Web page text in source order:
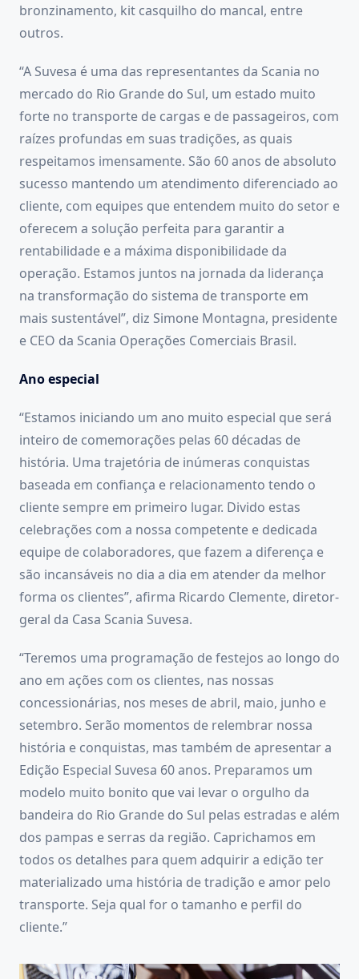
bronzinamento, kit casquilho do mancal, entre
outros.
“A Suvesa é uma das representantes da Scania no
mercado do Rio Grande do Sul, um estado muito
forte no transporte de cargas e de passageiros, com
raízes profundas em suas tradições, as quais
respeitamos imensamente. São 60 anos de absoluto
sucesso mantendo um atendimento diferenciado ao
cliente, com equipes que entendem muito do setor e
oferecem a solução perfeita para garantir a
rentabilidade e a máxima disponibilidade da
operação. Estamos juntos na jornada da liderança
na transformação do sistema de transporte em
mais sustentável”, diz Simone Montagna, presidente
e CEO da Scania Operações Comerciais Brasil.
Ano especial
“Estamos iniciando um ano muito especial que será
inteiro de comemorações pelas 60 décadas de
história. Uma trajetória de inúmeras conquistas
baseada em confiança e relacionamento tendo o
cliente sempre em primeiro lugar. Divido estas
celebrações com a nossa competente e dedicada
equipe de colaboradores, que fazem a diferença e
são incansáveis no dia a dia em atender da melhor
forma os clientes”, afirma Ricardo Clemente, diretor-
geral da Casa Scania Suvesa.
“Teremos uma programação de festejos ao longo do
ano em ações com os clientes, nas nossas
concessionárias, nos meses de abril, maio, junho e
setembro. Serão momentos de relembrar nossa
história e conquistas, mas também de apresentar a
Edição Especial Suvesa 60 anos. Preparamos um
modelo muito bonito que vai levar o orgulho da
bandeira do Rio Grande do Sul pelas estradas e além
dos pampas e serras da região. Caprichamos em
todos os detalhes para quem adquirir a edição ter
materializado uma história de tradição e amor pelo
transporte. Seja qual for o tamanho e perfil do
cliente.”